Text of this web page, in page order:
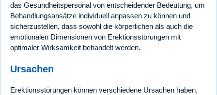
das Gesundheitspersonal von entscheidender Bedeutung, um
Behandlungsansätze individuell anpassen zu können und
sicherzustellen, dass sowohl die körperlichen als auch die
emotionalen Dimensionen von Erektionsstörungen mit
optimaler Wirksamkeit behandelt werden.
Ursachen
Erektionsstörungen können verschiedene Ursachen haben,